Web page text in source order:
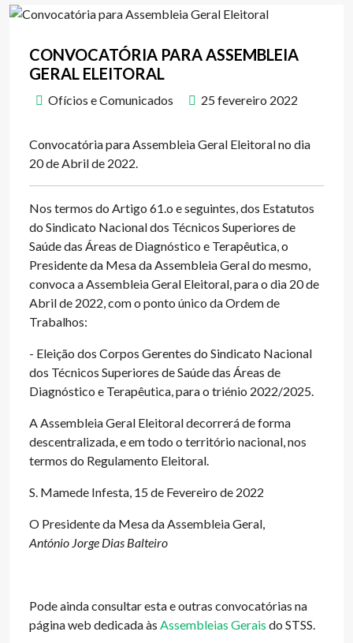
CONVOCATÓRIA PARA ASSEMBLEIA
GERAL ELEITORAL
Ofícios e Comunicados 25 fevereiro 2022
Convocatória para Assembleia Geral Eleitoral no dia
20 de Abril de 2022.
Nos termos do Artigo 61.o e seguintes, dos Estatutos
do Sindicato Nacional dos Técnicos Superiores de
Saúde das Áreas de Diagnóstico e Terapêutica, o
Presidente da Mesa da Assembleia Geral do mesmo,
convoca a Assembleia Geral Eleitoral, para o dia 20 de
Abril de 2022, com o ponto único da Ordem de
Trabalhos:
- Eleição dos Corpos Gerentes do Sindicato Nacional
dos Técnicos Superiores de Saúde das Áreas de
Diagnóstico e Terapêutica, para o triénio 2022/2025.
A Assembleia Geral Eleitoral decorrerá de forma
descentralizada, e em todo o território nacional, nos
termos do Regulamento Eleitoral.
S. Mamede Infesta, 15 de Fevereiro de 2022
O Presidente da Mesa da Assembleia Geral,
António Jorge Dias Balteiro
Pode ainda consultar esta e outras convocatórias na
página web dedicada às Assembleias Gerais do STSS.